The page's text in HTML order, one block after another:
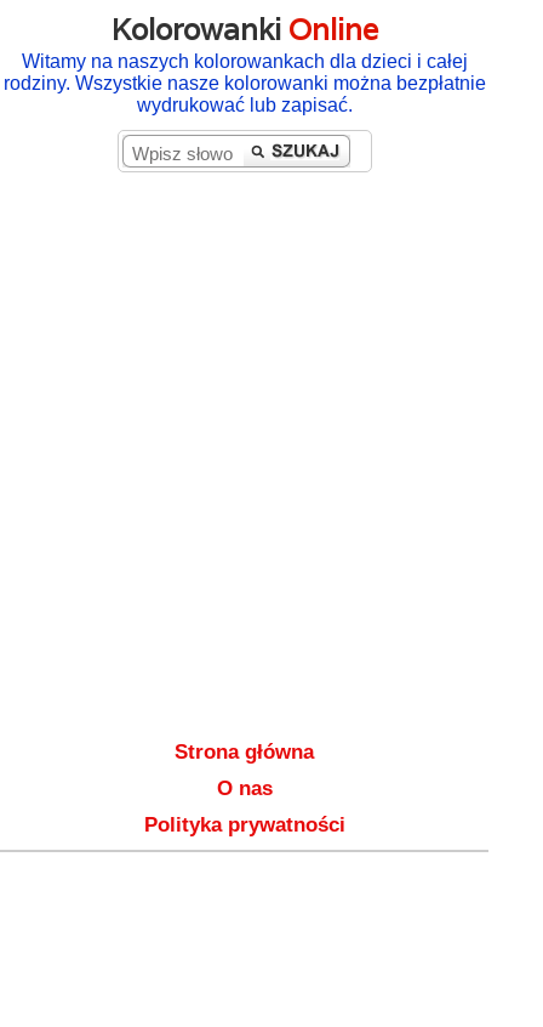
Kolorowanki Online
Witamy na naszych kolorowankach dla dzieci i całej
rodziny. Wszystkie nasze kolorowanki można bezpłatnie
wydrukować lub zapisać.
Strona główna
O nas
Polityka prywatności